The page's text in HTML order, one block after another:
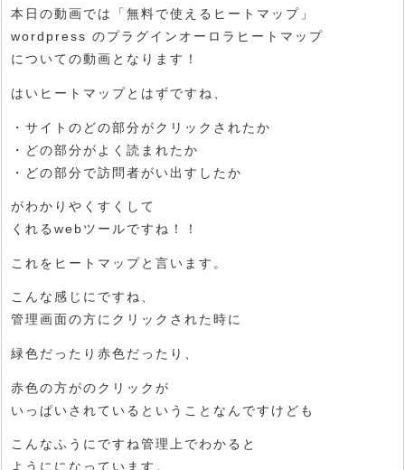
本日の動画では「無料で使えるヒートマップ」
wordpress のプラグインオーロラヒートマップ
についての動画となります！
はいヒートマップとはずですね、
・サイトのどの部分がクリックされたか
・どの部分がよく読まれたか
・どの部分で訪問者がい出すしたか
がわかりやくすくして
くれるwebツールですね！！
これをヒートマップと言います。
こんな感じにですね、
管理画面の方にクリックされた時に
緑色だったり赤色だったり、
赤色の方がのクリックが
いっぱいされているということなんですけども
こんなふうにですね管理上でわかると
ようにになっています。